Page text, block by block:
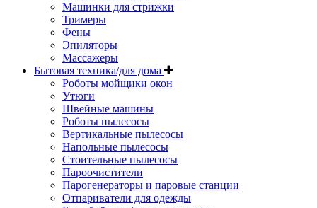
Машинки для стрижки
Тримеры
Фены
Эпиляторы
Массажеры
Бытовая техника/для дома
Роботы мойщики окон
Утюги
Швейные машины
Роботы пылесосы
Вертикальные пылесосы
Напольные пылесосы
Стоительные пылесосы
Пароочистители
Парогенераторы и паровые станции
Отпариватели для одежды